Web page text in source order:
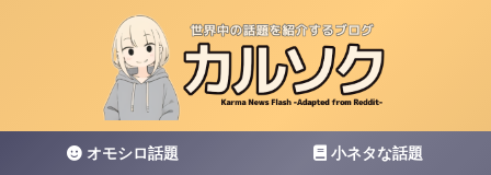
オモシロ話題 小ネタな話題